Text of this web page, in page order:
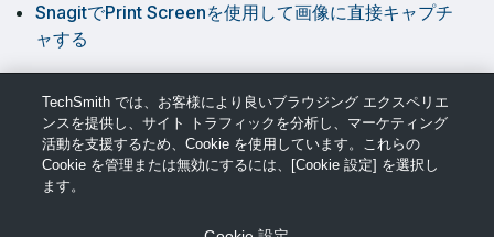
SnagitでPrint Screenを使用して画像に直接キャプチ
ャする
る
TechSmith では、お客様により良いブラウジング エクスペリエ
ンスを提供し、サイト トラフィックを分析し、マーケティング
活動を支援するため、Cookie を使用しています。これらの
Cookie を管理または無効にするには、[Cookie 設定] を選択し
ます。